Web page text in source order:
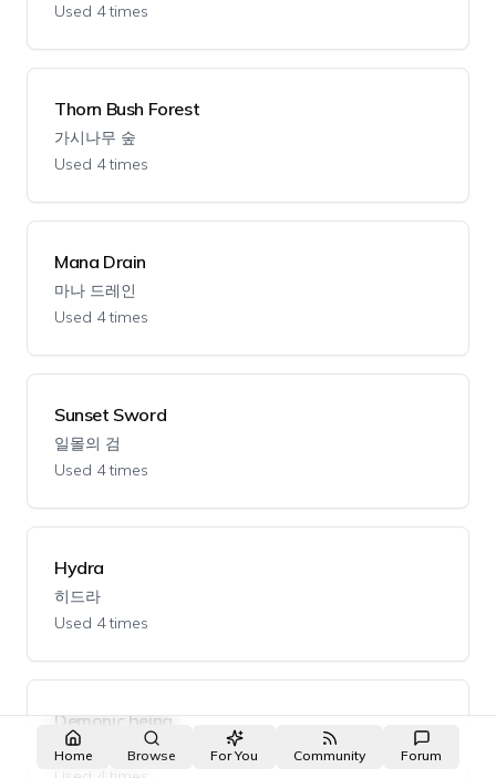
Home Browse For You Community Forum
Used 4 times
Thorn Bush Forest
가시나무 숲
Used 4 times
Mana Drain
마나 드레인
Used 4 times
Sunset Sword
일몰의 검
Used 4 times
Hydra
히드라
Used 4 times
Demonic being
천마